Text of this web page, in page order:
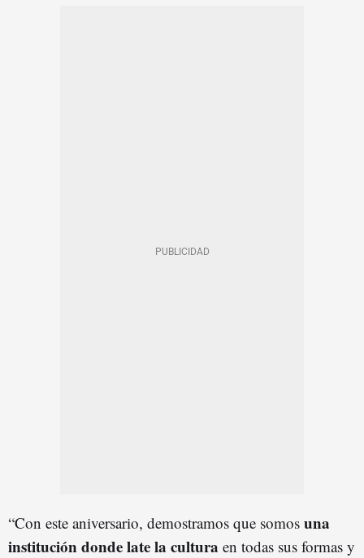
“Con este aniversario, demostramos que somos una
institución donde late la cultura en todas sus formas y